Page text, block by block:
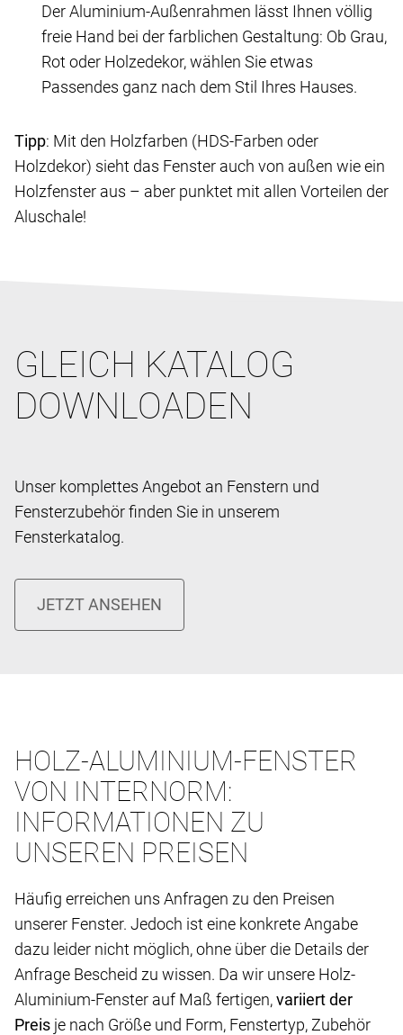
Der Aluminium-Außenrahmen lässt Ihnen völlig
freie Hand bei der farblichen Gestaltung: Ob Grau,
Rot oder Holzedekor, wählen Sie etwas
Passendes ganz nach dem Stil Ihres Hauses.
Tipp: Mit den Holzfarben (HDS-Farben oder
Holzdekor) sieht das Fenster auch von außen wie ein
Holzfenster aus – aber punktet mit allen Vorteilen der
Aluschale!
GLEICH KATALOG
DOWNLOADEN
Unser komplettes Angebot an Fenstern und
Fensterzubehör finden Sie in unserem
Fensterkatalog.
HOLZ-ALUMINIUM-FENSTER
VON INTERNORM:
INFORMATIONEN ZU
UNSEREN PREISEN
Häufig erreichen uns Anfragen zu den Preisen
unserer Fenster. Jedoch ist eine konkrete Angabe
dazu leider nicht möglich, ohne über die Details der
Anfrage Bescheid zu wissen. Da wir unsere Holz-
Aluminium-Fenster auf Maß fertigen,variiert der
Preis je nach Größe und Form, Fenstertyp, Zubehör